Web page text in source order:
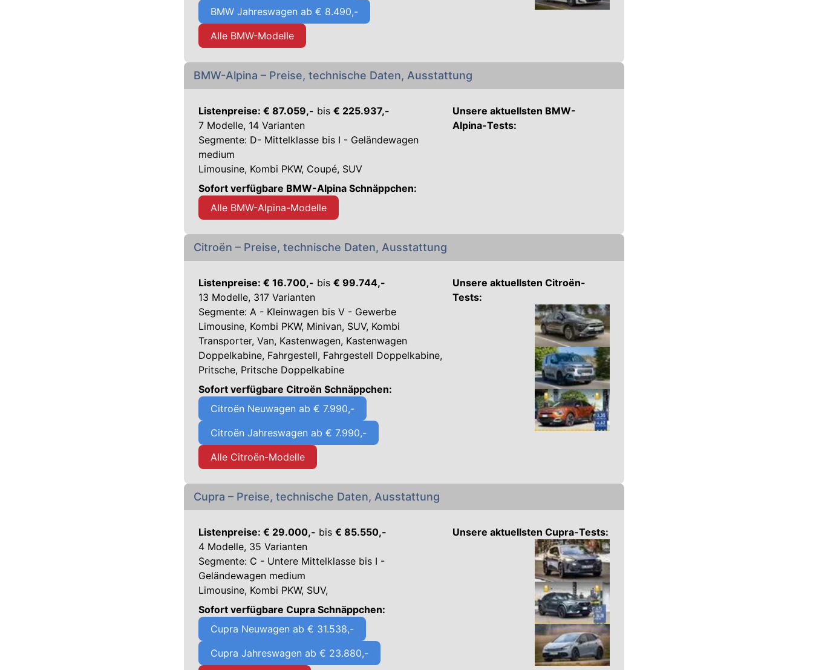
BMW Jahreswagen ab € 8.490,-
Alle BMW-Modelle
BMW-Alpina – Preise, technische Daten, Ausstattung
Listenpreise: € 87.059,- bis € 225.937,-
7 Modelle, 14 Varianten
Segmente: D- Mittelklasse bis I - Geländewagen
medium
Limousine, Kombi PKW, Coupé, SUV
Unsere aktuellsten BMW-
Alpina-Tests:
Sofort verfügbare BMW-Alpina Schnäppchen:
Alle BMW-Alpina-Modelle
Citroën – Preise, technische Daten, Ausstattung
Listenpreise: € 16.700,- bis € 99.744,-
13 Modelle, 317 Varianten
Segmente: A - Kleinwagen bis V - Gewerbe
Limousine, Kombi PKW, Minivan, SUV, Kombi
Transporter, Van, Kastenwagen, Kastenwagen
Doppelkabine, Fahrgestell, Fahrgestell Doppelkabine,
Pritsche, Pritsche Doppelkabine
Unsere aktuellsten Citroën-
Tests:
Sofort verfügbare Citroën Schnäppchen:
Citroën Neuwagen ab € 7.990,-
Citroën Jahreswagen ab € 7.990,-
Alle Citroën-Modelle
Cupra – Preise, technische Daten, Ausstattung
Listenpreise: € 29.000,- bis € 85.550,-
4 Modelle, 35 Varianten
Segmente: C - Untere Mittelklasse bis I -
Geländewagen medium
Limousine, Kombi PKW, SUV,
Unsere aktuellsten Cupra-Tests:
Sofort verfügbare Cupra Schnäppchen:
Cupra Neuwagen ab € 31.538,-
Cupra Jahreswagen ab € 23.880,-